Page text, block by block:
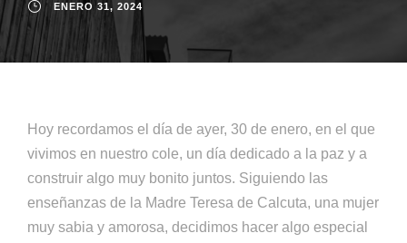
ENERO 31, 2024
Hoy recordamos el día de ayer, 30 de enero, en el que
vivimos en nuestro cole, un día dedicado a la paz y a
construir algo muy bonito juntos. Siguiendo las
enseñanzas de la Madre Teresa de Calcuta, una mujer
muy sabia y amorosa, decidimos hacer algo especial